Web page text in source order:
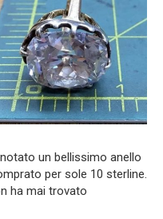
un bellissimo anello
per sole 10 sterline.
ha mai trovato